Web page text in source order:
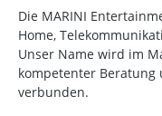
Die MARINI
Home,
Unser Name wird im
kompetenter Beratung
verbunden.